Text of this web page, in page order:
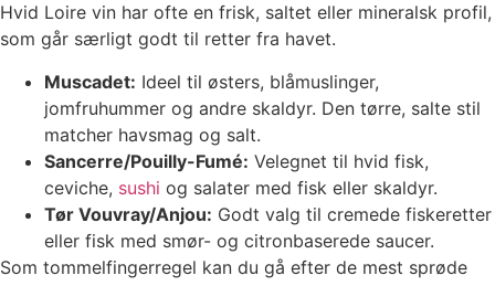
Hvid Loire vin har ofte en frisk, saltet eller mineralsk profil,
som går særligt godt til retter fra havet.
Muscadet: Ideel til østers, blåmuslinger,
jomfruhummer og andre skaldyr. Den tørre, salte stil
matcher havsmag og salt.
Sancerre/Pouilly-Fumé: Velegnet til hvid fisk,
ceviche, sushi og salater med fisk eller skaldyr.
Tør Vouvray/Anjou: Godt valg til cremede fiskeretter
eller fisk med smør- og citronbaserede saucer.
Som tommelfingerregel kan du gå efter de mest sprøde